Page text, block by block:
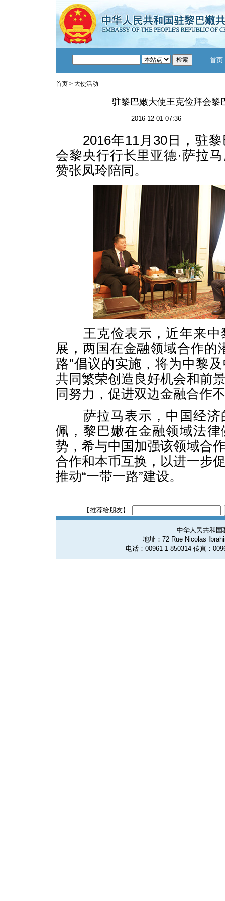
首页
首页 > 大使活动
驻黎巴嫩大使王克俭拜会黎
2016-12-01 07:36
2016年11月30日，驻黎
会黎央行行长里亚德·萨拉
赞张凤玲陪同。
王克俭表示，近年来中
展，两国在金融领域合作的
路”倡议的实施，将为中黎
共同繁荣创造良好机会和前
同努力，促进双边金融合作
萨拉马表示，中国经济
佩，黎巴嫩在金融领域法
势，希与中国加强该领域合
合作和本币互换，以进一步
推动“一带一路”建设。
【推荐给朋友】
中华人民共和国
地址：72 Rue Nicolas
电话：00961-1-850314 传真：